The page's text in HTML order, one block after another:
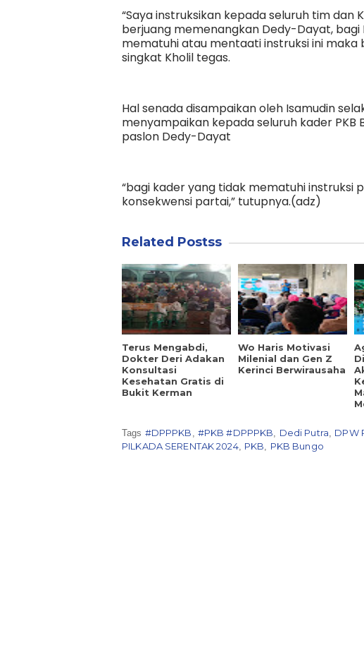
“Saya instruksikan kepada seluruh tim dan
berjuang memenangkan Dedy-Dayat, bagi
mematuhi atau mentaati instruksi ini maka
singkat Kholil tegas.
Hal senada disampaikan oleh Isamudin
menyampaikan kepada seluruh kader
paslon Dedy-Dayat
“bagi kader yang tidak mematuhi
konsekwensi partai,” tutupnya.(adz)
Related Postss
Terus Mengabdi,
Dokter Deri Adakan
Konsultasi
Kesehatan Gratis di
Bukit Kerman
Wo Haris Motivasi
Milenial dan Gen Z
Kerinci Berwirausaha
Tags #DPPPKB , #PKB #DPPPKB, Dedi Putra, DPW
PILKADA SERENTAK 2024, PKB, PKB Bungo